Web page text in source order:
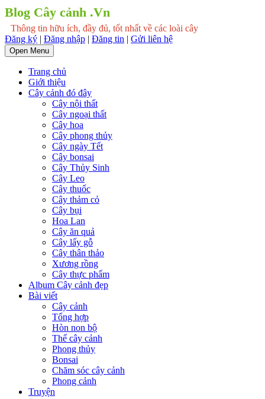
Blog Cây cảnh .Vn
Thông tin hữu ích, đầy đủ, tốt nhất về các loài cây
Đăng ký | Đăng nhập | Đăng tin | Gửi liên hệ
Open Menu
Trang chủ
Giới thiệu
Cây cảnh đó đây
Cây nội thất
Cây ngoại thất
Cây hoa
Cây phong thủy
Cây ngày Tết
Cây bonsai
Cây Thủy Sinh
Cây Leo
Cây thuốc
Cây thảm cỏ
Cây bụi
Hoa Lan
Cây ăn quả
Cây lấy gỗ
Cây thân thảo
Xương rồng
Cây thực phẩm
Album Cây cảnh đẹp
Bài viết
Cây cảnh
Tổng hợp
Hòn non bộ
Thế cây cảnh
Phong thủy
Bonsai
Chăm sóc cây cảnh
Phong cảnh
Truyện